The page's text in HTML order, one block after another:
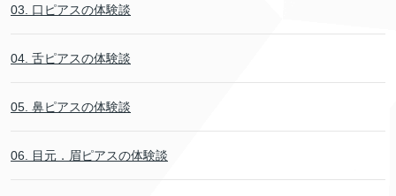
03. 口ピアスの体験談
04. 舌ピアスの体験談
05. 鼻ピアスの体験談
06. 目元．眉ピアスの体験談